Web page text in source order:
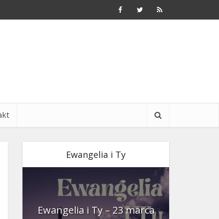
Ewangelia i Ty
Ewangelia i Ty – 23 marca